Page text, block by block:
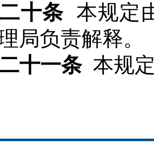
十条 本规定
局负责解释。
十一条 本规